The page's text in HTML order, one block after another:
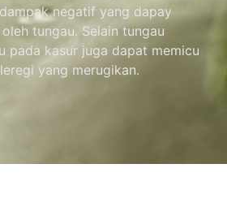
negatif yang dapay
tungau. Selain tungau
pada kasur juga dapat memicu
yang merugikan.